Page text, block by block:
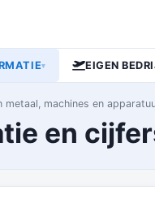
▾ EIGEN
machines en
en